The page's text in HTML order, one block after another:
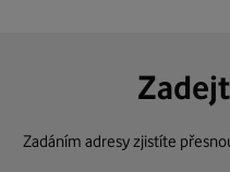
Zadáním adresy zjistíte